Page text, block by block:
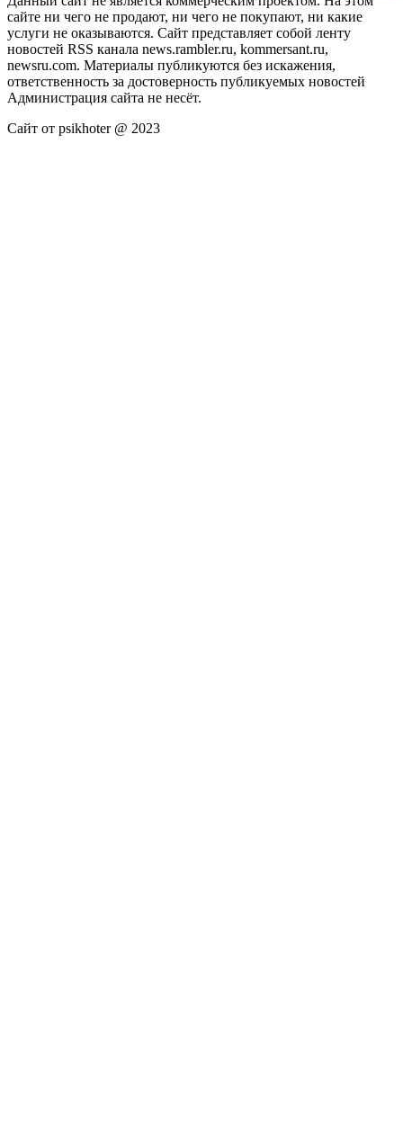
сайте ни чего не продают, ни чего не покупают, ни какие
услуги не оказываются. Сайт представляет собой ленту
новостей RSS канала news.rambler.ru, kommersant.ru,
newsru.com. Материалы публикуются без искажения,
ответственность за достоверность публикуемых новостей
Администрация сайта не несёт.
Сайт от psikhoter @ 2023